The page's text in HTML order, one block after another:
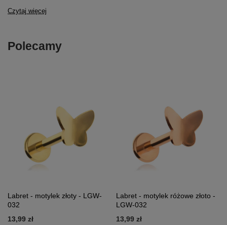
Czytaj więcej
Polecamy
Labret - motylek złoty - LGW-
032
13,99 zł
Labret - motylek różowe złoto -
LGW-032
13,99 zł